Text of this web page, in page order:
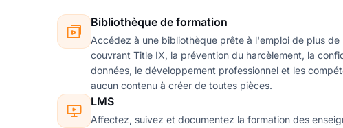
Bibliothèque de formation
Accédez à une bibliothèque prête à l'emploi de plus
couvrant Title IX, la prévention du harcèlement, la
données, le développement professionnel et les
aucun contenu à créer de toutes pièces.
LMS
Affectez, suivez et documentez la formation des